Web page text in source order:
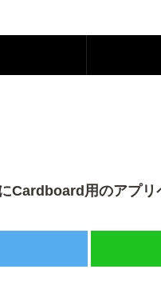
Cardboard用のアプリ